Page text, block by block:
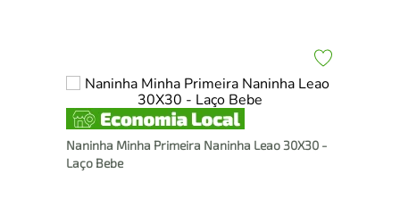
Naninha Minha Primeira Naninha Leao 30X30 -
Laço Bebe